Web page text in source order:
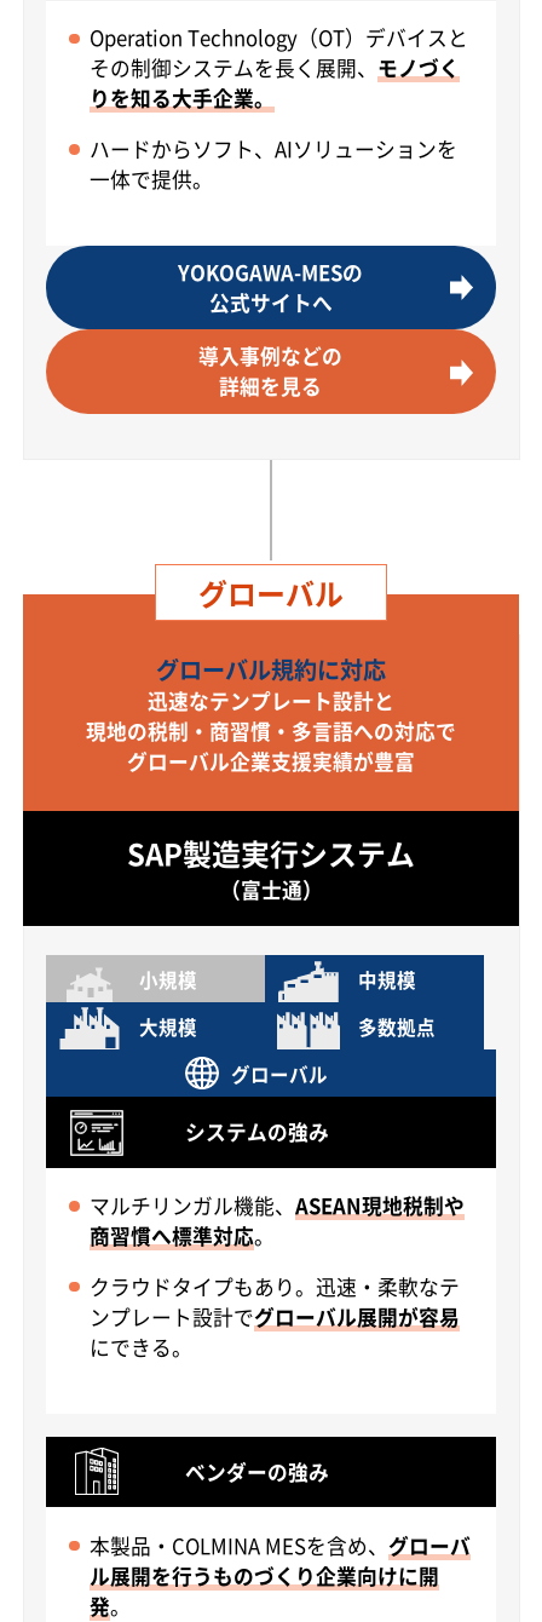
Operation Technology（OT）デバイスと
その制御システムを長く展開、 モノづく
りを知る大手企業。
ハードからソフト、AIソリューションを
一体で提供。
YOKOGAWA-MESの
公式サイトへ
導入事例などの
詳細を見る
グローバル
グローバル規約に対応
迅速なテンプレート設計と
現地の税制・商習慣・多言語への対応で
グローバル企業支援実績が豊富
SAP製造実行システム
（富士通）
小規模
中規模
大規模
多数拠点
グローバル
システムの強み
マルチリンガル機能、ASEAN現地税制や
商習慣へ標準対応。
クラウドタイプもあり。迅速・柔軟なテ
ンプレート設計でグローバル展開が容易
にできる。
ベンダーの強み
本製品・COLMINA MESを含め、グローバ
ル展開を行うものづくり企業向けに開
発。